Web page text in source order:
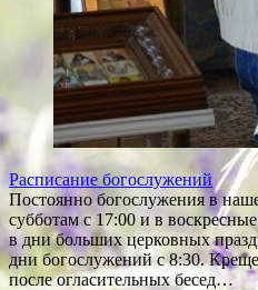
Расписание богослужений
Постоянно богослужения в
субботам с 17:00 и в
в дни больших церковных
дни богослужений с 8:30.
после огласительных бесед…